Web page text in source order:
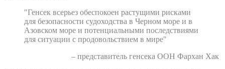
"Генсек всерьез обеспокоен растущими рисками
для безопасности судоходства в Черном море и в
Азовском море и потенциальными последствиями
для ситуации с продовольствием в мире"
– представитель генсека ООН Фархан Хак